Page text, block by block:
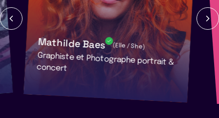
Mathilde Baes (Elle / She)
Graphiste et Photographe portrait &
concert